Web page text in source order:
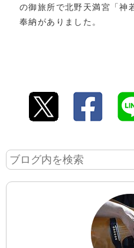
の御旅所で北野天満宮「神
奉納がありました。